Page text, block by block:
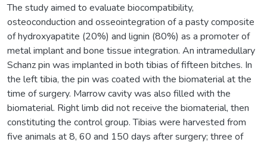
The study aimed to evaluate biocompatibility,
osteoconduction and osseointegration of a pasty composite
of hydroxyapatite (20%) and lignin (80%) as a promoter of
metal implant and bone tissue integration. An intramedullary
Schanz pin was implanted in both tibias of fifteen bitches. In
the left tibia, the pin was coated with the biomaterial at the
time of surgery. Marrow cavity was also filled with the
biomaterial. Right limb did not receive the biomaterial, then
constituting the control group. Tibias were harvested from
five animals at 8, 60 and 150 days after surgery; three of